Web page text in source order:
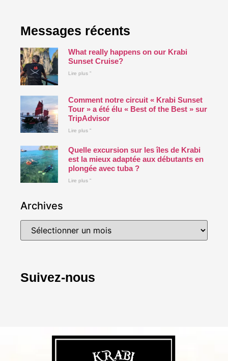
Messages récents
What really happens on our Krabi
Sunset Cruise?
Lire plus "
Comment notre circuit « Krabi Sunset
Tour » a été élu « Best of the Best » sur
TripAdvisor
Lire plus "
Quelle excursion sur les îles de Krabi
est la mieux adaptée aux débutants en
plongée avec tuba ?
Lire plus "
Archives
Suivez-nous